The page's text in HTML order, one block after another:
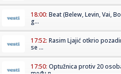
18:00: Beat (Belew, Levin, Vai,
g...
17:52: Rasim Ljajić otkrio
se ...
17:50: Optužnica protiv 20